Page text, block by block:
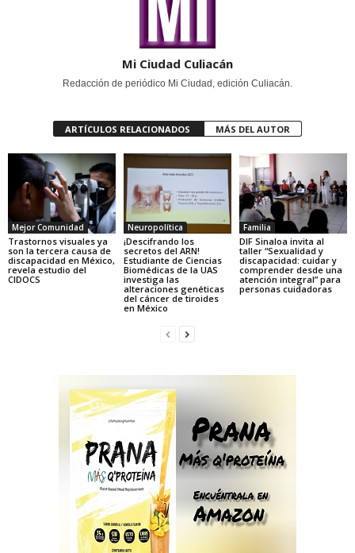
Mi Ciudad Culiacán
Redacción de periódico Mi Ciudad, edición Culiacán.
ARTÍCULOS RELACIONADOS MÁS DEL AUTOR
Mejor Comunidad
Trastornos visuales ya
son la tercera causa de
discapacidad en México,
revela estudio del
CIDOCS
Neuropolítica
¡Descifrando los
secretos del ARN!
Estudiante de Ciencias
Biomédicas de la UAS
investiga las
alteraciones genéticas
del cáncer de tiroides
en México
Familia
DIF Sinaloa invita al
taller “Sexualidad y
discapacidad: cuidar y
comprender desde una
atención integral” para
personas cuidadoras